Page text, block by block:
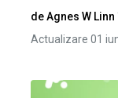
deAgnes W Linn
Actualizare 01